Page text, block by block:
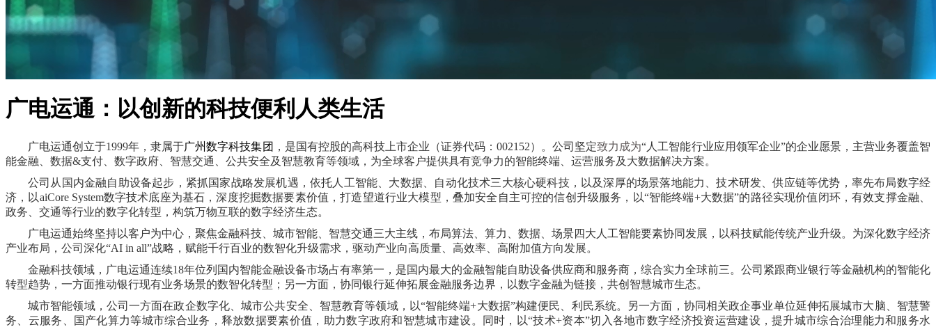
广电运通：以创新的科技便利人类生活
广电运通创立于1999年，隶属于广州数字科技集团 ，是国有控股的高科技上市企业（证券代码 ：002152）。公司坚定致力成为“ 人工智能行业应用领军企业”的企业愿景，主营业务覆盖智
能金融、 数据&支付、 数字政府、智慧交通、公共安全及智慧教育等领域，为全球客户提供具有竞争力的智能终端、运营服务及大数据解决方案。
公司从国内金融自助设备起步， 紧抓 国家战略发展机遇，依托人工智能、大数据、自动化技术三大核心硬科技，以及深厚的场景落地能力、技术研发、供应链等优势，率先布局数字经
济，以aiCore System数字技术底座为基石，深度挖掘数据要素价值，打造望道行业大模型，叠加安全自主可控的信创升级服务，以“智能终端+大数据”的路径实现价值闭环，有效支撑金融、
政务、交通等行业的数字化转型，构筑万物互联的数字经济生态。
广电运通始终坚持以客户为中心，聚焦金融科技
城市智能 智慧交通三大主线，布局算法、算力、数据、场景四大人工智能要素协同发展，以科技赋能传统产业升级。为深化数字经济
产业布局，公司 深化“AI in all”战略 ，赋能千行百业的数智化升级需求，驱动产业向高质量、高效率、高附加值方向发展。
金融科技领域，广电运通连续18年位列国内智能金融设备市场占有率第一，是国内最大的金融智能自助设备供应商和服务商，综合实力全球前三。公司紧跟商业银行等金融机构的智能化
转型趋势，一方面推动银行现有业务场景的数智化转型；另一方面，协同银行延伸拓展金融服务边界，以数字金融为链接，共创智慧城市生态。
城市智能领域，公司一方面在政企数字化、城市公共安全、智慧教育等领域，以“智能终端+大数据”构建便民、利民系统。另一方面，协同相关政企事业单位延伸拓展城市大脑、智慧警
务
云服务 国产化算力等城市综合业务， 释放数据要素价值，助力数字政府和智慧城市建设 。同时，以“技术+资本”切入各地市数字经济投资运营建设，提升城市综合治理能力和服务水